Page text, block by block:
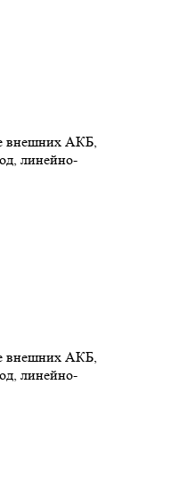
внешних АКБ,
линейно-
внешних АКБ,
линейно-